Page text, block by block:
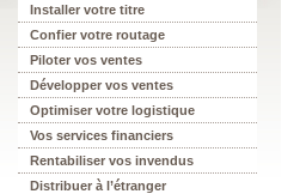
Installer votre titre
Confier votre routage
Piloter vos ventes
Développer vos ventes
Optimiser votre logistique
Vos services financiers
Rentabiliser vos invendus
Distribuer à l’étranger